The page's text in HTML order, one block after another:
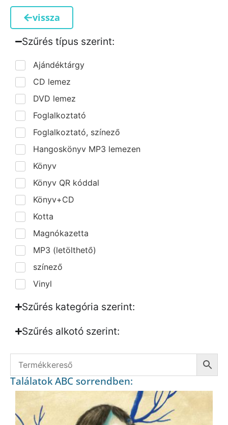
vissza
Szűrés típus szerint:​
Ajándéktárgy
CD lemez
DVD lemez
Foglalkoztató
Foglalkoztató, színező
Hangoskönyv MP3 lemezen
Könyv
Könyv QR kóddal
Könyv+CD
Kotta
Magnókazetta
MP3 (letölthető)
színező
Vinyl
Szűrés kategória szerint:
Szűrés alkotó szerint:​
Találatok ABC sorrendben: